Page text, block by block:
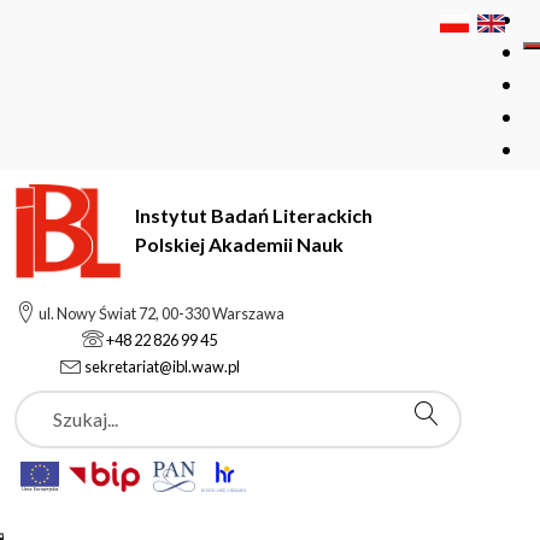
Instytut Badań Literackich
Polskiej Akademii Nauk
ul. Nowy Świat 72, 00-330 Warszawa
+48 22 826 99 45
sekretariat@ibl.waw.pl
Szukaj
Instytut Badań Literackich Polskiej Akademii Nauk
Kurs Poprawnej Polszczyzny
Kurs Poprawnej
Polszczyzny